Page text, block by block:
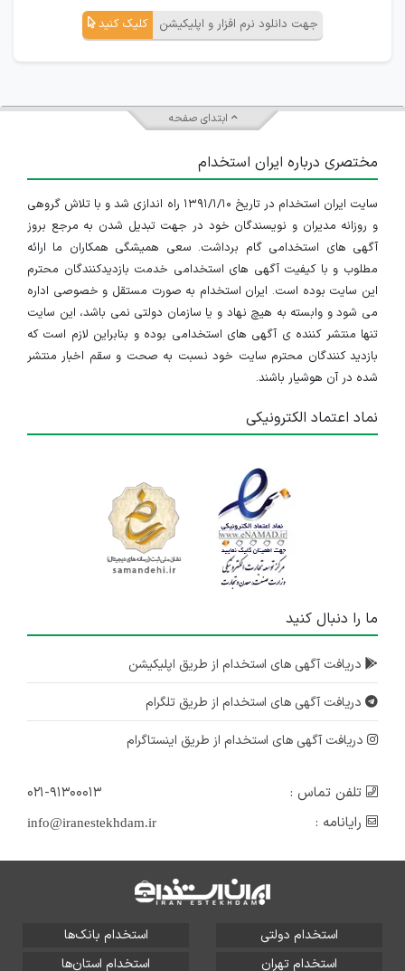
جهت دانلود نرم افزار و اپلیکیشن کلیک کنید
ابتدای صفحه
مختصری درباره ایران استخدام
سایت ایران استخدام در تاریخ ۱۳۹۱/۱/۱۰ راه اندازی شد و با تلاش گروهی
و روزانه مدیران و نویسندگان خود در جهت تبدیل شدن به مرجع بروز
آگهی های استخدامی گام برداشت. سعی همیشگی همکاران ما ارائه
مطلوب و با کیفیت آگهی های استخدامی خدمت بازدیدکنندگان محترم
این سایت بوده است. ایران استخدام به صورت مستقل و خصوصی اداره
می شود و وابسته به هیچ نهاد و یا سازمان دولتی نمی باشد، این سایت
تنها منتشر کننده ی آگهی های استخدامی بوده و بنابراین لازم است که
بازدید کنندگان محترم سایت خود نسبت به صحت و سقم اخبار منتشر
شده در آن هوشیار باشند.
نماد اعتماد الکترونیکی
ما را دنبال کنید
دریافت آگهی های استخدام از طریق اپلیکیشن
دریافت آگهی های استخدام از طریق تلگرام
دریافت آگهی های استخدام از طریق اینستاگرام
تلفن تماس :
۰۲۱-۹۱۳۰۰۰۱۳
رایانامه :
info@iranestekhdam.ir
استخدام دولتی
استخدام بانک‌ها
استخدام تهران
استخدام استان‌ها